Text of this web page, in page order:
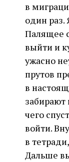
в
один раз.
Палящее
выйти и
ужасно
прутов
в
чего
войти.
в
Дальше